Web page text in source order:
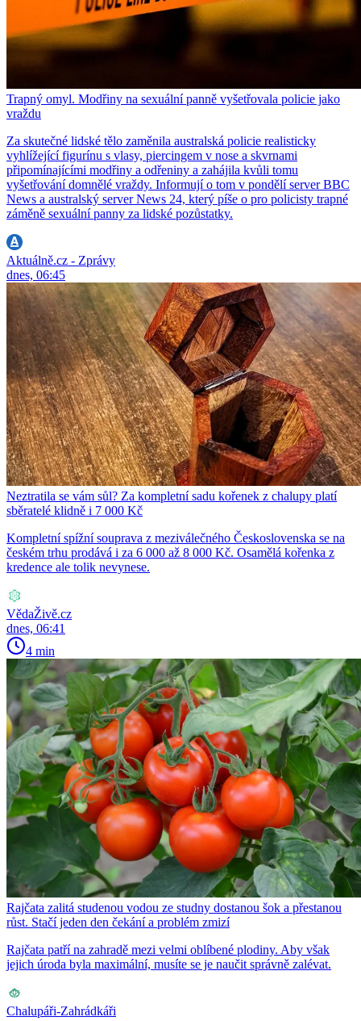
Trapný omyl. Modřiny na sexuální panně vyšetřovala policie jako
vraždu
Za skutečné lidské tělo zaměnila australská policie realisticky
vyhlížející figurínu s vlasy, piercingem v nose a skvrnami
připomínajícími modřiny a odřeniny a zahájila kvůli tomu
vyšetřování domnělé vraždy. Informují o tom v pondělí server BBC
News a australský server News 24, který píše o pro policisty trapné
záměně sexuální panny za lidské pozůstatky.
Aktuálně.cz - Zprávy
dnes, 06:45
Neztratila se vám sůl? Za kompletní sadu kořenek z chalupy platí
sběratelé klidně i 7 000 Kč
Kompletní spížní souprava z meziválečného Československa se na
českém trhu prodává i za 6 000 až 8 000 Kč. Osamělá kořenka z
kredence ale tolik nevynese.
VědaŽivě.cz
dnes, 06:41
4 min
Rajčata zalitá studenou vodou ze studny dostanou šok a přestanou
růst. Stačí jeden den čekání a problém zmizí
Rajčata patří na zahradě mezi velmi oblíbené plodiny. Aby však
jejich úroda byla maximální, musíte se je naučit správně zalévat.
Chalupáři-Zahrádkáři